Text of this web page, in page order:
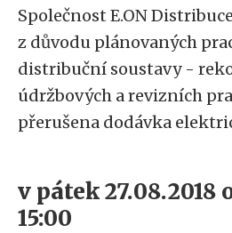
Společnost E.ON
z důvodu plánovaných
distribuční soustavy -
údržbových a revizních
přerušena dodávka
v pátek 27.08.2018
15:00